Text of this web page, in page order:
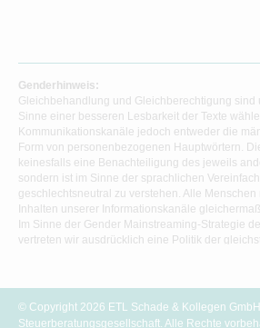
Genderhinweis:
Gleichbehandlung und Gleichberechtigung sind
Sinne einer besseren Lesbarkeit der Texte
Kommunikationskanäle jedoch entweder die
Form von personenbezogenen Hauptwörtern.
keinesfalls eine Benachteiligung des jeweils
sondern ist im Sinne der sprachlichen
geschlechtsneutral zu verstehen. Alle
Inhalten unserer Informationskanäle
Im Sinne der Gender Mainstreaming-Strategie
vertreten wir ausdrücklich eine Politik der
© Copyright 2026 ETL Schade & Kollegen GmbH
Steuerberatungsgesellschaft. Alle Rechte